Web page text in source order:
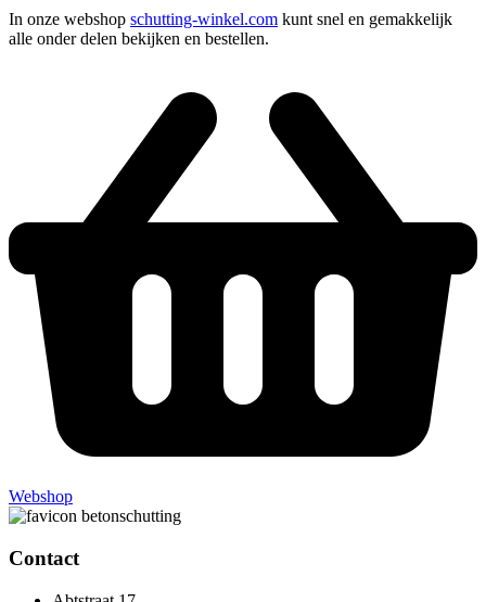
In onze webshop schutting-winkel.com kunt snel en gemakkelijk
alle onder delen bekijken en bestellen.
Webshop
Contact